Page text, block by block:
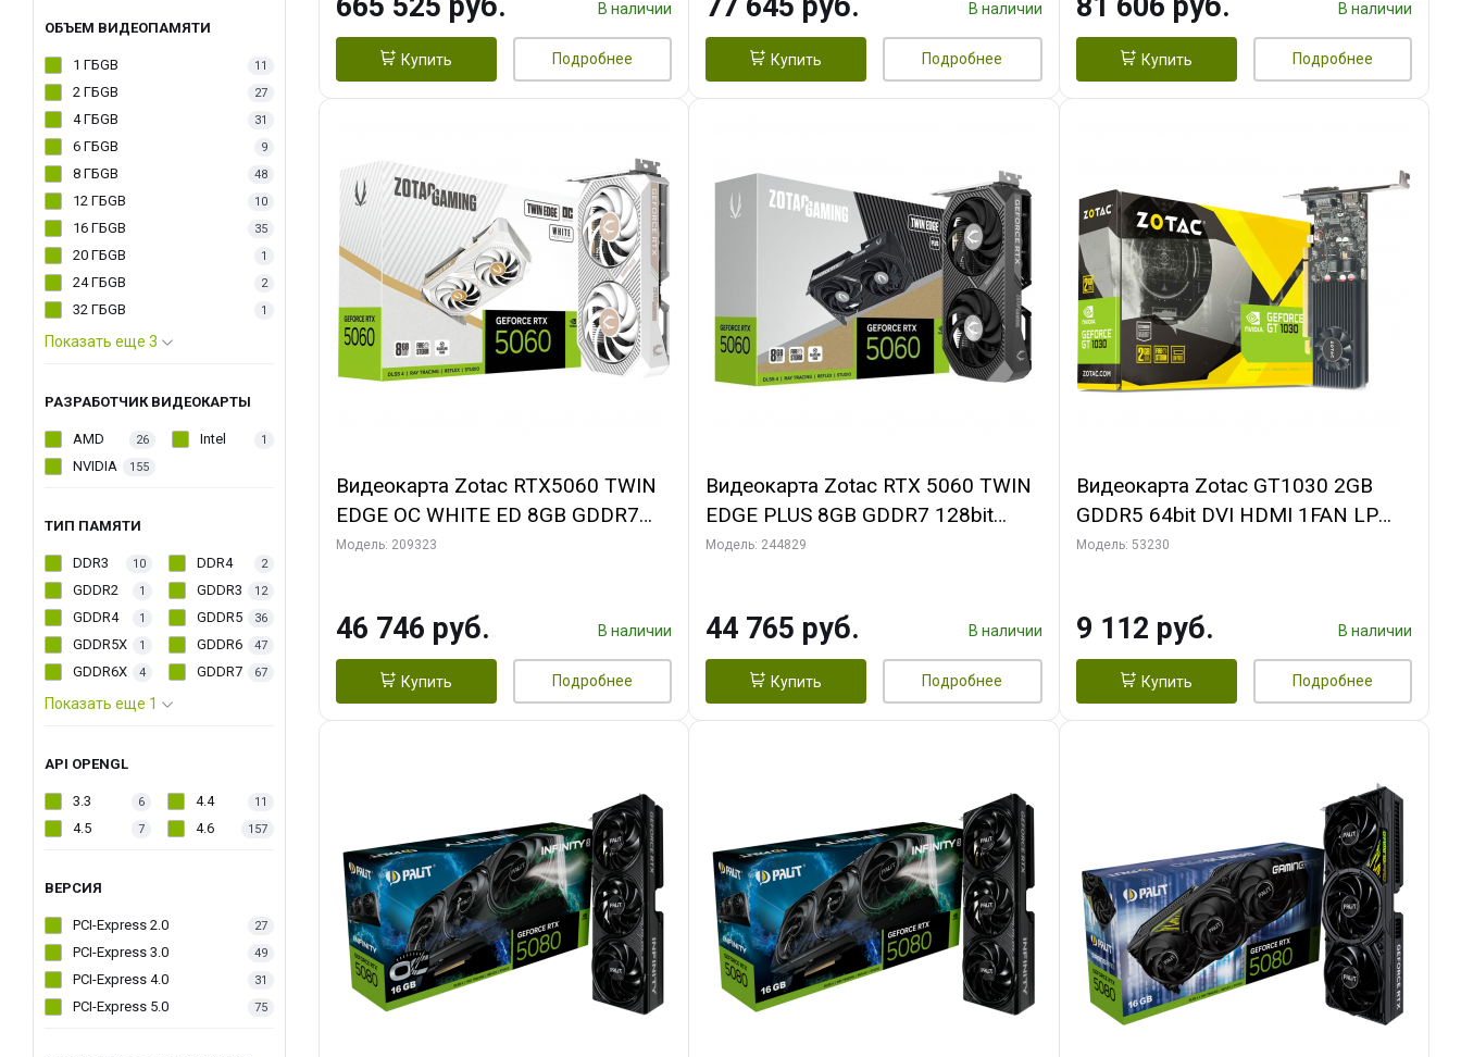
ОБЪЕМ ВИДЕОПАМЯТИ
1 ГБGB 11
2 ГБGB 27
4 ГБGB 31
6 ГБGB 9
8 ГБGB 48
12 ГБGB 10
16 ГБGB 35
20 ГБGB 1
24 ГБGB 2
32 ГБGB 1
Показать еще 3
РАЗРАБОТЧИК ВИДЕОКАРТЫ
AMD 26 Intel 1
NVIDIA 155
ТИП ПАМЯТИ
DDR3 10 DDR4 2
GDDR2 1 GDDR3 12
GDDR4 1 GDDR5 36
GDDR5X 1 GDDR6 47
GDDR6X 4 GDDR7 67
Показать еще 1
API OPENGL
3.3 6 4.4 11
4.5 7 4.6 157
ВЕРСИЯ
PCI-Express 2.0 27
PCI-Express 3.0 49
PCI-Express 4.0 31
PCI-Express 5.0 75
В наличии
Купить Подробнее
В наличии
Купить Подробнее
В наличии
Купить Подробнее
Видеокарта Zotac RTX5060 TWIN
EDGE OC WHITE ED 8GB GDDR7
128bit 3xDP HDMI 2FAN MEDIUM
Модель: 209323
46 746 руб. В наличии
Купить Подробнее
Видеокарта Zotac RTX 5060 TWIN
EDGE PLUS 8GB GDDR7 128bit
3xDP HDMI 2FAN MEDIUM PACK
Модель: 244829
44 765 руб. В наличии
Купить Подробнее
Видеокарта Zotac GT1030 2GB
GDDR5 64bit DVI HDMI 1FAN LP
RTL
Модель: 53230
9 112 руб. В наличии
Купить Подробнее